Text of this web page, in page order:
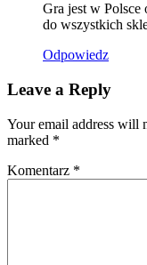
Gra jest w Polsce
do wszystkich
Odpowiedz
Leave a Reply
Your email address will
marked *
Komentarz *